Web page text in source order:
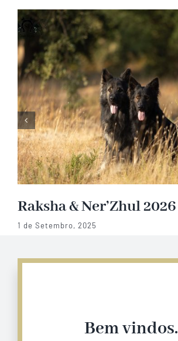
Raksha & Ner’Zhul 2026
1 de Setembro, 2025
Bem vindos.